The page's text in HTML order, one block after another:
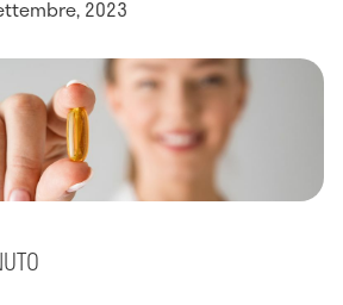
2023